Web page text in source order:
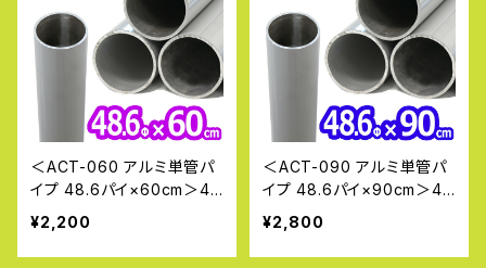
カン
カン
＜ACT-060 アルミ単管パ
イプ 48.6パイ×60cm＞4
8.6Φ 肉厚2〜2.3mm 軽い
アルミ製単管パイプ ガーデ
ン パイプ DIY 園芸棚 果樹
¥2,200
＜ACT-090 アルミ単管パ
イプ 48.6パイ×90cm＞4
8.6Φ 肉厚2〜2.3mm 軽い
アルミ製単管パイプ ガーデ
ン パイプ DIY 園芸棚 果樹
¥2,800